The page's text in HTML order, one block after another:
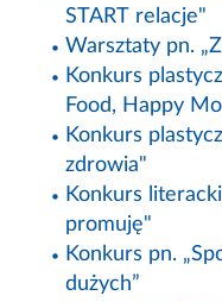
START relacje"
Warsztaty pn.
Konkurs
Food, Happy
Konkurs
zdrowia"
Konkurs
promuję"
Konkurs pn.
dużych”